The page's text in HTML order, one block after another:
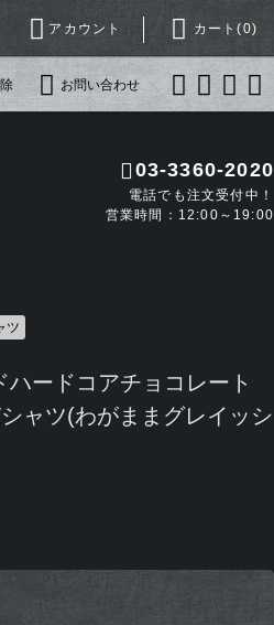
アカウント カート(0)
お問い合わせ
03-3360-2020
電話でも注文受付中！
営業時間：12:00～19:00
ツ
ハードコアチョコレート
ャツ(わがままグレイッシ